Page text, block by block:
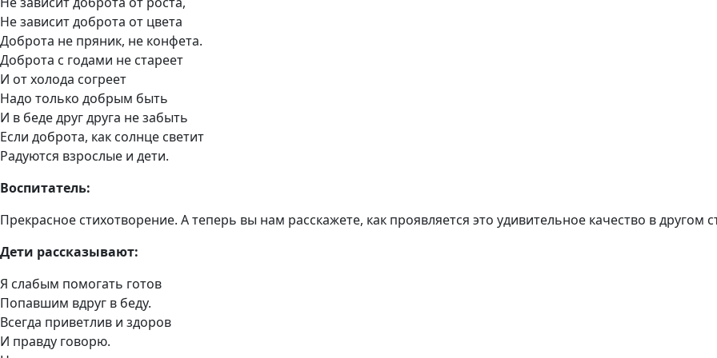
Не зависит доброта от цвета
Доброта не пряник, не конфета.
Доброта с годами не стареет
И от холода согреет
Надо только добрым быть
И в беде друг друга не забыть
Если доброта, как солнце светит
Радуются взрослые и дети.
Воспитатель:
Прекрасное стихотворение. А теперь вы нам расскажете, как проявляется это удивительное качество в другом
Дети рассказывают:
Я слабым помогать готов
Попавшим вдруг в беду.
Всегда приветлив и здоров
И правду говорю.